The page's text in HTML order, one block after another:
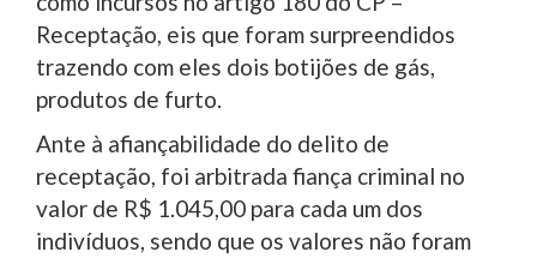
Receptação, eis que foram surpreendidos
trazendo com eles dois botijões de gás,
produtos de furto.
Ante à afiançabilidade do delito de
receptação, foi arbitrada fiança criminal no
valor de R$ 1.045,00 para cada um dos
indivíduos, sendo que os valores não foram